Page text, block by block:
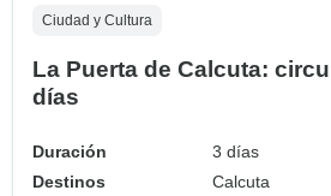
Ciudad y Cultura
La Puerta de Calcuta:
días
Duración
3 días
Destinos
Calcuta